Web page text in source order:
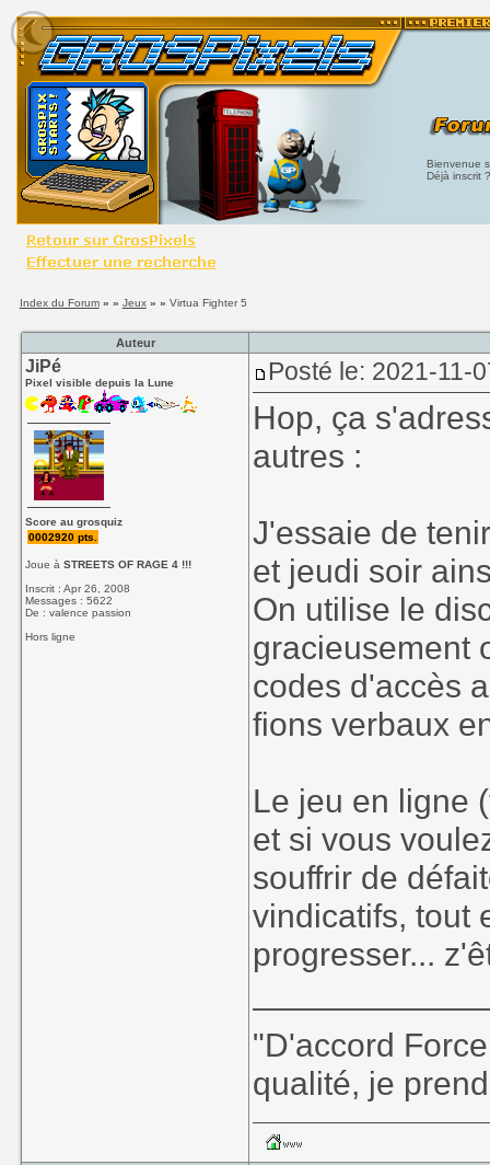
Bienvenue
Déjà inscrit
Index du Forum» » Jeux» » Virtua Fighter 5
Auteur
JiPé
Pixel visible depuis la Lune
Score au grosquiz
0002920 pts.
Joue àSTREETS OF RAGE 4 !!!
Inscrit : Apr 26, 2008
Messages : 5622
De : valence passion
Hors ligne
Posté le: 2021-11-
Hop, ça
autres :
J'essaie de
et jeudi soir
On utilise le
gracieusement
codes d'accès
fions verbaux
Le jeu en ligne
et si vous
souffrir de
vindicatifs, tout
progresser...
"D'accord
qualité, je